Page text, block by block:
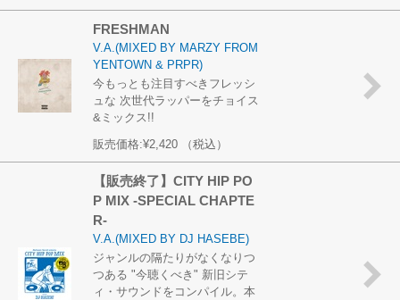
FRESHMAN
V.A.(MIXED BY MARZY FROM
YENTOWN & PRPR)
今もっとも注目すべきフレッシ
ュな 次世代ラッパーをチョイス
&ミックス!!
販売価格:¥2,420 （税込）
【販売終了】CITY HIP PO
P MIX -SPECIAL CHAPTE
R-
V.A.(MIXED BY DJ HASEBE)
ジャンルの隔たりがなくなりつ
つある "今聴くべき" 新旧シテ
ィ・サウンドをコンパイル。本